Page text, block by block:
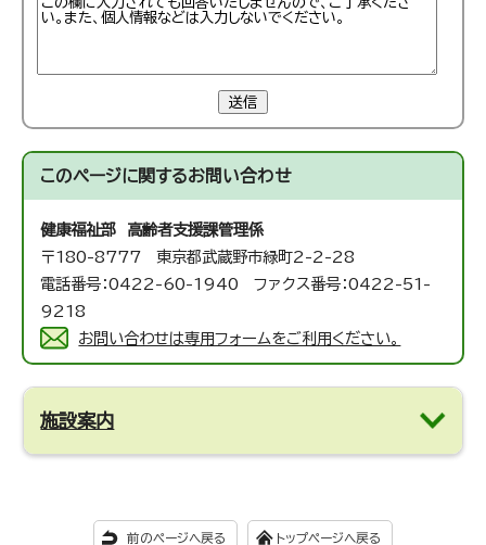
送信
このページに関するお問い合わせ
健康福祉部 高齢者支援課管理係
〒180-8777 東京都武蔵野市緑町2-2-28
電話番号：0422-60-1940 ファクス番号：0422-51-
9218
お問い合わせは専用フォームをご利用ください。
施設案内
前のページへ戻る トップページへ戻る